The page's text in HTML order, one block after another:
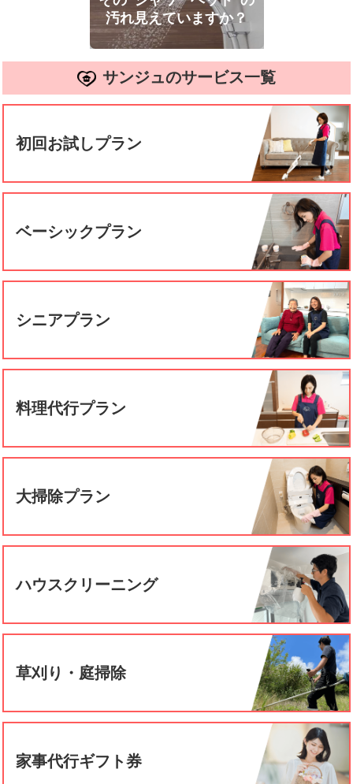
汚れ見えていますか？
サンジュのサービス一覧
初回お試しプラン
ベーシックプラン
シニアプラン
料理代行プラン
大掃除プラン
ハウスクリーニング
草刈り・庭掃除
家事代行ギフト券